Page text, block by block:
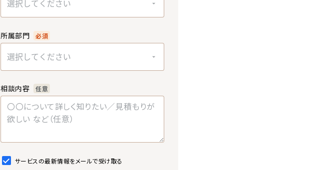
選択してください
所属部門 必須
選択してください
相談内容 任意
サービスの最新情報をメールで受け取る